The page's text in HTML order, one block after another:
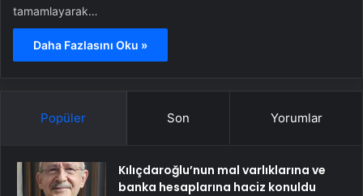
tamamlayarak…
Daha Fazlasını Oku »
Popüler Son Yorumlar
Kılıçdaroğlu’nun mal varlıklarına ve
banka hesaplarına haciz konuldu